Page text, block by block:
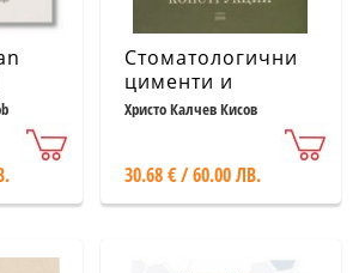
of
Стоматологични
цименти и
техники за
конструкции
Христо Калчев Кисов
30.68 € / 60.00 ЛВ.